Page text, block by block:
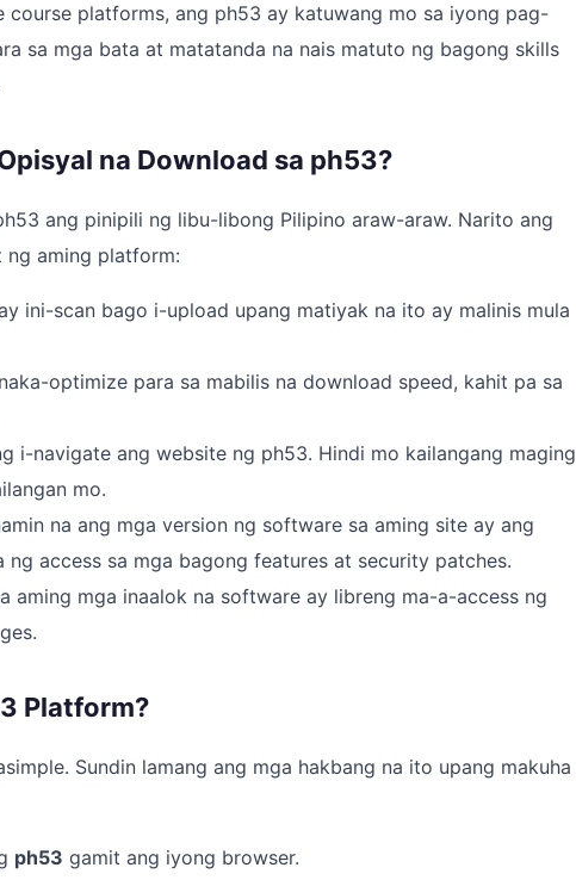
platforms, ang ph53 ay katuwang mo sa iyong pag-
sa mga bata at matatanda na nais matuto ng bagong skills
na Download sa ph53?
ang pinipili ng libu-libong Pilipino araw-araw. Narito ang
ng aming platform:
ini-scan bago i-upload upang matiyak na ito ay malinis mula
optimize para sa mabilis na download speed, kahit pa sa
i-navigate ang website ng ph53. Hindi mo kailangang maging
mo.
na ang mga version ng software sa aming site ay ang
access sa mga bagong features at security patches.
aming mga inaalok na software ay libreng ma-a-access ng
Platform?
Sundin lamang ang mga hakbang na ito upang makuha
ph53 gamit ang iyong browser.